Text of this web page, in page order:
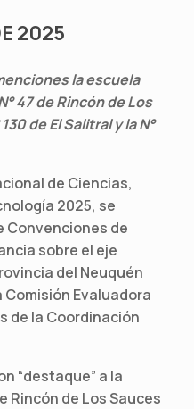
2025
la escuela
47 de Rincón de Los
de El Salitral y la N°
de Ciencias,
2025, se
Convenciones de
sobre el eje
del Neuquén
Evaluadora
de la Coordinación
“destaque” a la
Rincón de Los Sauces